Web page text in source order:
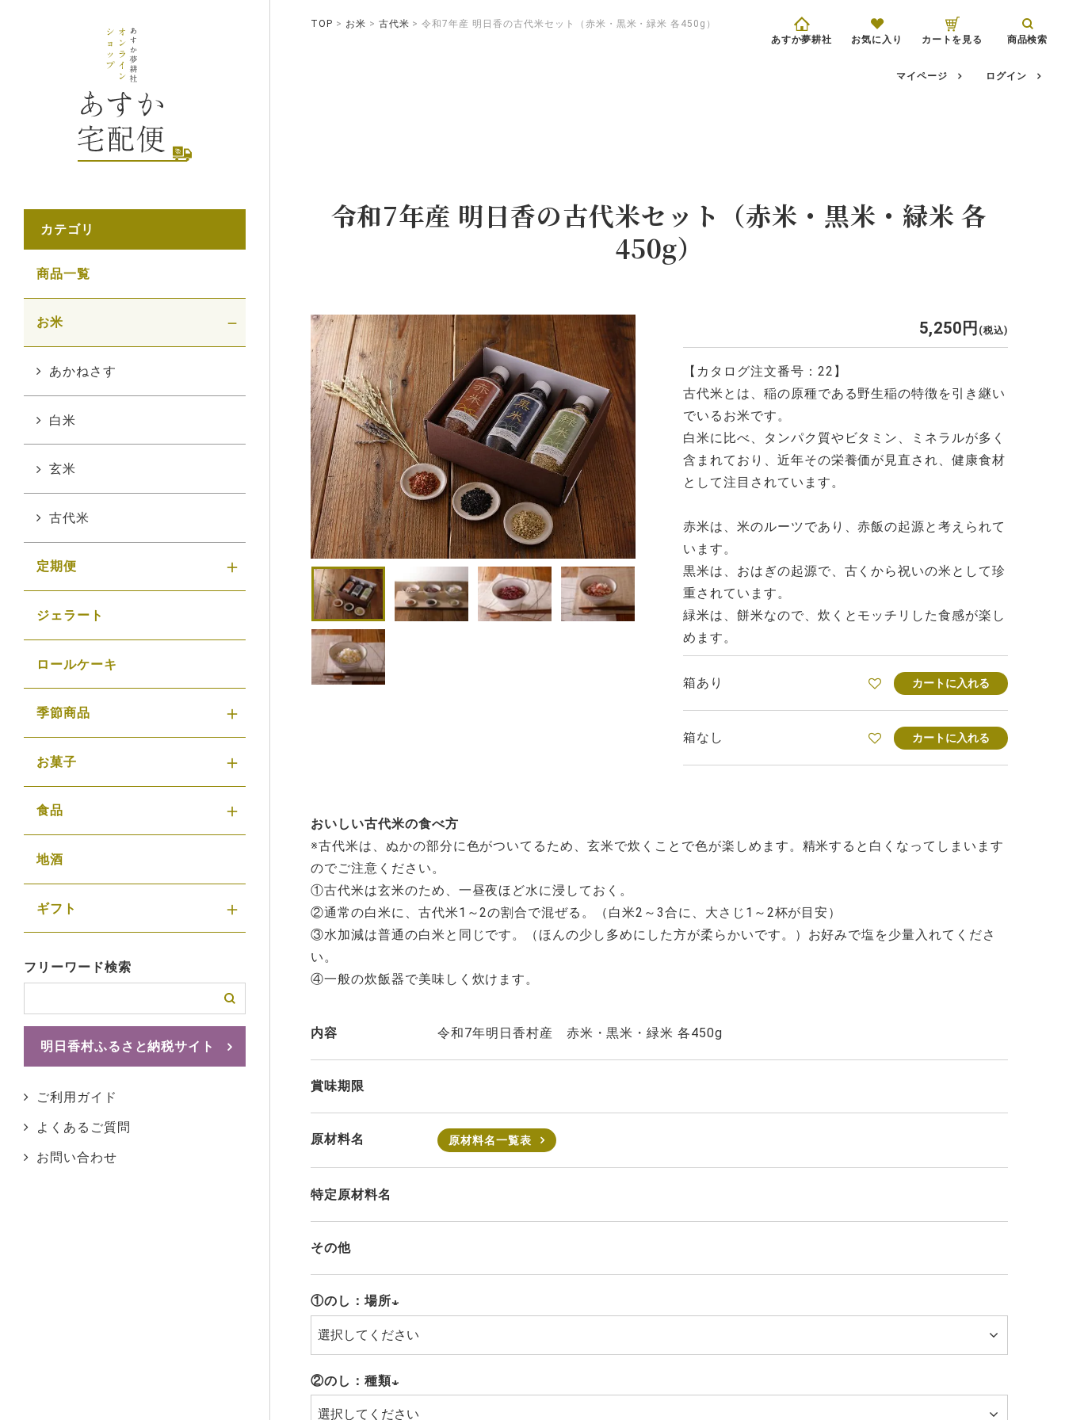
あすか夢耕社 お気に入り カートを見る 商品検索
マイページ ログイン
TOP お米 古代米 令和7年産 明日香の古代米セット（赤米・黒米・緑米 各450g）
令和7年産 明日香の古代米セット（赤米・黒米・緑米 各
450g）
5,250 税込
【カタログ注文番号：22】
古代米とは、稲の原種である野生稲の特徴を引き継い
でいるお米です。
白米に比べ、タンパク質やビタミン、ミネラルが多く
含まれており、近年その栄養価が見直され、健康食材
として注目されています。
赤米は、米のルーツであり、赤飯の起源と考えられて
います。
黒米は、おはぎの起源で、古くから祝いの米として珍
重されています。
緑米は、餅米なので、炊くとモッチリした食感が楽し
めます。
箱あり カートに入れる
箱なし カートに入れる
おいしい古代米の食べ方
※古代米は、ぬかの部分に色がついてるため、玄米で炊くことで色が楽しめます。精米すると白くなってしまいます
のでご注意ください。
①古代米は玄米のため、一昼夜ほど水に浸しておく。
②通常の白米に、古代米1～2の割合で混ぜる。（白米2～3合に、大さじ1～2杯が目安）
③水加減は普通の白米と同じです。（ほんの少し多めにした方が柔らかいです。）お好みで塩を少量入れてくださ
い。
④一般の炊飯器で美味しく炊けます。
内容 令和7年明日香村産 赤米・黒米・緑米 各450g
賞味期限
原材料名 原材料名一覧表
特定原材料名
その他
①のし：場所
(必
須)
②のし：種類
(必
カテゴリ
商品一覧
お米
あかねさす
白米
玄米
古代米
定期便
ジェラート
ロールケーキ
季節商品
お菓子
食品
地酒
ギフト
フリーワード検索
明日香村ふるさと納税サイト
ご利用ガイド
よくあるご質問
お問い合わせ